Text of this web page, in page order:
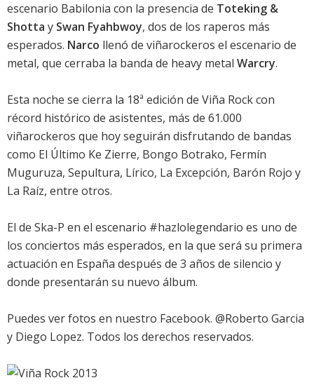
escenario Babilonia con la presencia de Toteking &
Shotta y Swan Fyahbwoy, dos de los raperos más
esperados. Narco llenó de viñarockeros el escenario de
metal, que cerraba la banda de heavy metal Warcry.
Esta noche se cierra la 18ª edición de Viña Rock con
récord histórico de asistentes, más de 61.000
viñarockeros que hoy seguirán disfrutando de bandas
como El Último Ke Zierre, Bongo Botrako, Fermín
Muguruza, Sepultura, Lírico, La Excepción, Barón Rojo y
La Raíz, entre otros.
El de Ska-P en el escenario #hazlolegendario es uno de
los conciertos más esperados, en la que será su primera
actuación en España después de 3 años de silencio y
donde presentarán su nuevo álbum.
Puedes verfotos en nuestro Facebook. @Roberto Garcia
y Diego Lopez. Todos los derechos reservados.